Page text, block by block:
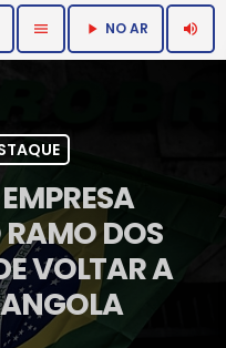
menu play_arrow NO AR volume_up
RAMO DOS
VOLTAR A